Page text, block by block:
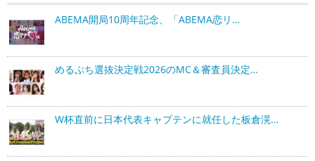
ABEMA開局10周年記念、「ABEMA恋リ…
めるぷち選抜決定戦2026のMC＆審査員決定…
W杯直前に日本代表キャプテンに就任した板倉滉…